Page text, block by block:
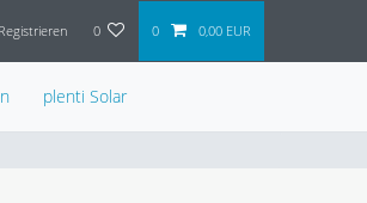
Registrieren 0 0 0,00 EUR
plenti Solar